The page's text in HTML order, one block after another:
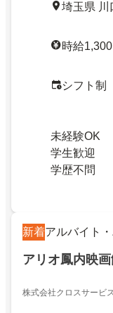
埼玉県 川
時給
シフト制
未経験OK
学生歓迎
学歴不問
新着アルバイト
アリオ鳳内映
株式会社クロスサービ